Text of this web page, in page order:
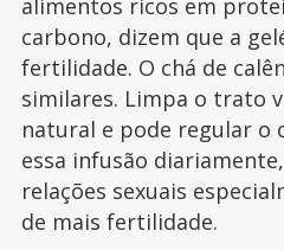
alimentos ricos em
carbono, dizem que a
fertilidade. O chá de
similares. Limpa o trato
natural e pode regular o
essa infusão
relações sexuais
de mais fertilidade.